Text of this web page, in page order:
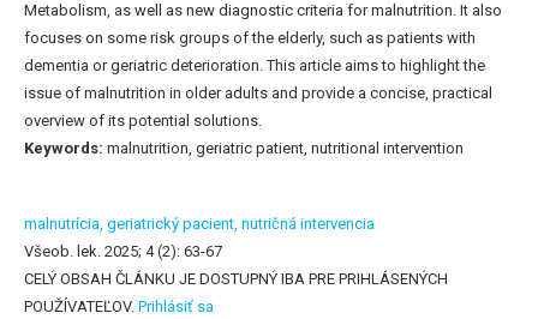
Metabolism, as well as new diagnostic criteria for malnutrition. It also
focuses on some risk groups of the elderly, such as patients with
dementia or geriatric deterioration. This article aims to highlight the
issue of malnutrition in older adults and provide a concise, practical
overview of its potential solutions.
Keywords: malnutrition, geriatric patient, nutritional intervention
malnutrícia, geriatrický pacient, nutričná intervencia
Všeob. lek. 2025; 4 (2): 63-67
CELÝ OBSAH ČLÁNKU JE DOSTUPNÝ IBA PRE PRIHLÁSENÝCH
POUŽÍVATEĽOV. Prihlásiť sa